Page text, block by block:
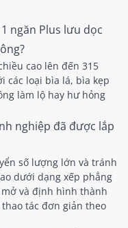
ngăn Plus lưu dọc
cao lên đến 315
các loại bìa lá, bìa kẹp
làm lộ hay hư hỏng
nghiệp đã được lắp
số lượng lớn và tránh
dưới dạng xếp phẳng
và định hình thành
tác đơn giản theo